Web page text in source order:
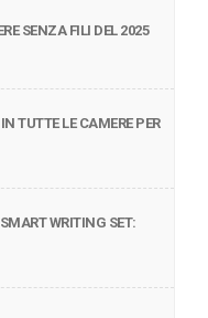
SENZA FILI DEL 2025
TUTTE LE CAMERE PER
WRITING SET: